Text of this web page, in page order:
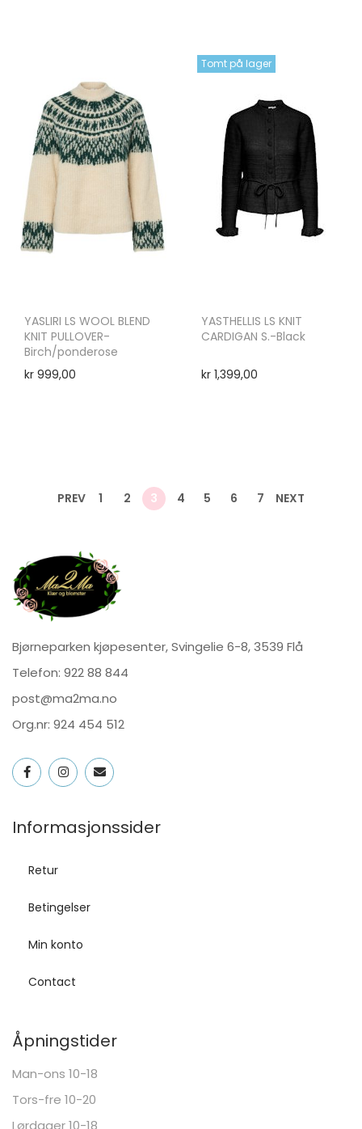
YASLIRI LS WOOL BLEND
KNIT PULLOVER-
Birch/ponderose
kr 999,00
Tomt på lager
YASTHELLIS LS KNIT
CARDIGAN S.-Black
kr 1,399,00
PREV 1 2 3 4 5 6 7 NEXT
Bjørneparken kjøpesenter, Svingelie 6-8, 3539 Flå
Telefon: 922 88 844
post@ma2ma.no
Org.nr: 924 454 512
Informasjonssider
Retur
Betingelser
Min konto
Contact
Åpningstider
Man-ons 10-18
Tors-fre 10-20
Lørdager 10-18